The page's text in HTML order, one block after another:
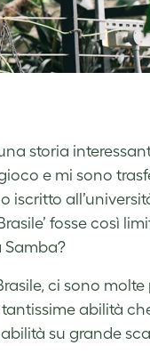
storia
e mi sono
iscritto
fosse così
Samba?
ci sono
abilità
su grande